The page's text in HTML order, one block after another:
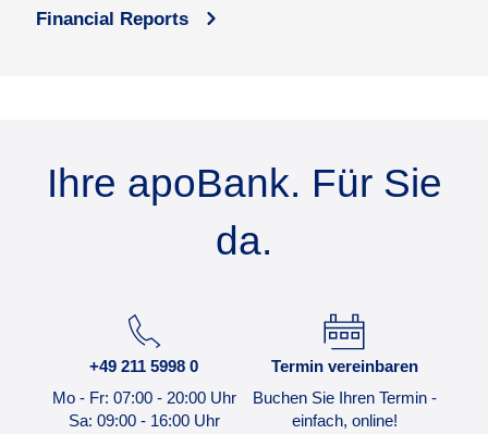
Financial Reports
Ihre apoBank. Für Sie
da.
+49 211 5998 0
Mo - Fr: 07:00 - 20:00 Uhr
Sa: 09:00 - 16:00 Uhr
Termin vereinbaren
Buchen Sie Ihren Termin -
einfach, online!